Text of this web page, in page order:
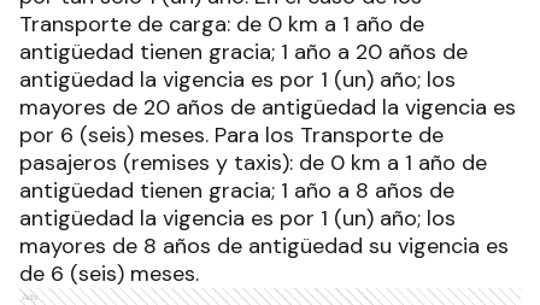
Transporte de carga: de 0 km a 1 año de
antigüedad tienen gracia; 1 año a 20 años de
antigüedad la vigencia es por 1 (un) año; los
mayores de 20 años de antigüedad la vigencia es
por 6 (seis) meses. Para los Transporte de
pasajeros (remises y taxis): de 0 km a 1 año de
antigüedad tienen gracia; 1 año a 8 años de
antigüedad la vigencia es por 1 (un) año; los
mayores de 8 años de antigüedad su vigencia es
de 6 (seis) meses.
Ads